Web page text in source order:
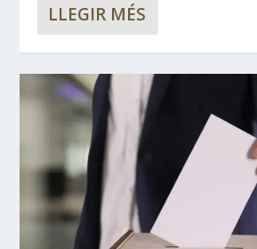
LLEGIR MÉS